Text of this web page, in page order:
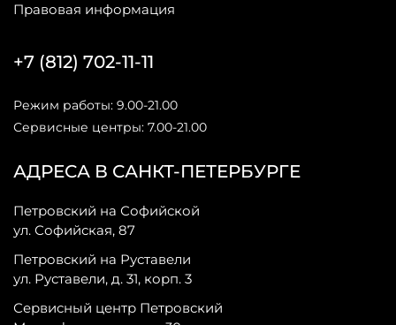
Правовая информация
АДРЕСА В САНКТ-ПЕТЕРБУРГЕ
Петровский на Софийской
ул. Софийская, 87
Петровский на Руставели
ул. Руставели, д. 31, корп. 3
Сервисный центр Петровский
+7 (812) 702-11-11
Режим работы: 9.00-21.00
Сервисные центры: 7.00-21.00